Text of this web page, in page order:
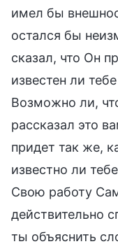
имел бы
остался бы
сказал, что Он
известен ли
Возможно ли,
рассказал это
придет так же,
известно ли
Свою работу
действительно
ты объяснить